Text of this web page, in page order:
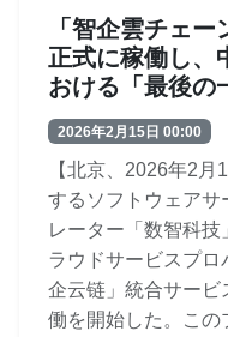
「智企雲チェ
正式に稼働し、
おける「最後の
2026年2月15日 00:00
【北京、2026年2
するソフトウェアサ
レーター「数智科技
ラウドサービスプ
企云链」統合サービ
働を開始した。この